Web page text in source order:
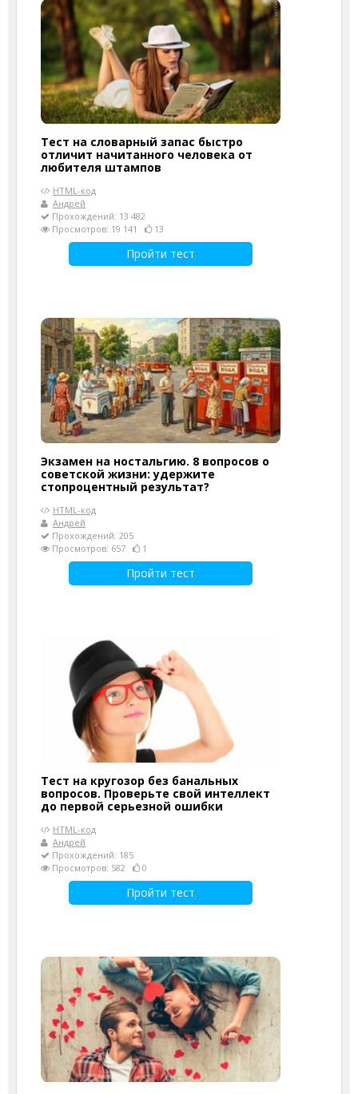
Тест на словарный запас быстро
отличит начитанного человека от
любителя штампов
HTML-код
Андрей
Прохождений: 13 482
Просмотров: 19 141
13
Пройти тест
Экзамен на ностальгию. 8 вопросов о
советской жизни: удержите
стопроцентный результат?
HTML-код
Андрей
Прохождений: 205
Просмотров: 657
1
Пройти тест
Тест на кругозор без банальных
вопросов. Проверьте свой интеллект
до первой серьезной ошибки
HTML-код
Андрей
Прохождений: 185
Просмотров: 582
0
Пройти тест